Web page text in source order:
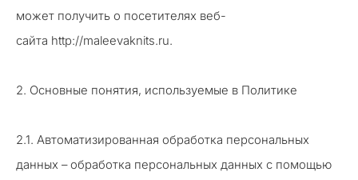
может получить о посетителях веб-
сайта http://maleevaknits.ru.
2. Основные понятия, используемые в Политике
2.1. Автоматизированная обработка персональных
данных – обработка персональных данных с помощью